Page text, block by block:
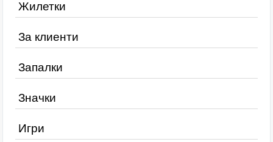
Жилетки
За клиенти
Запалки
Значки
Игри